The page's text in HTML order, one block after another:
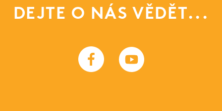
DEJTE O NÁS VĚDĚT...